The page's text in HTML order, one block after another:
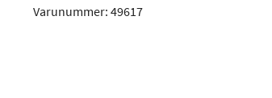
Varunummer: 49617